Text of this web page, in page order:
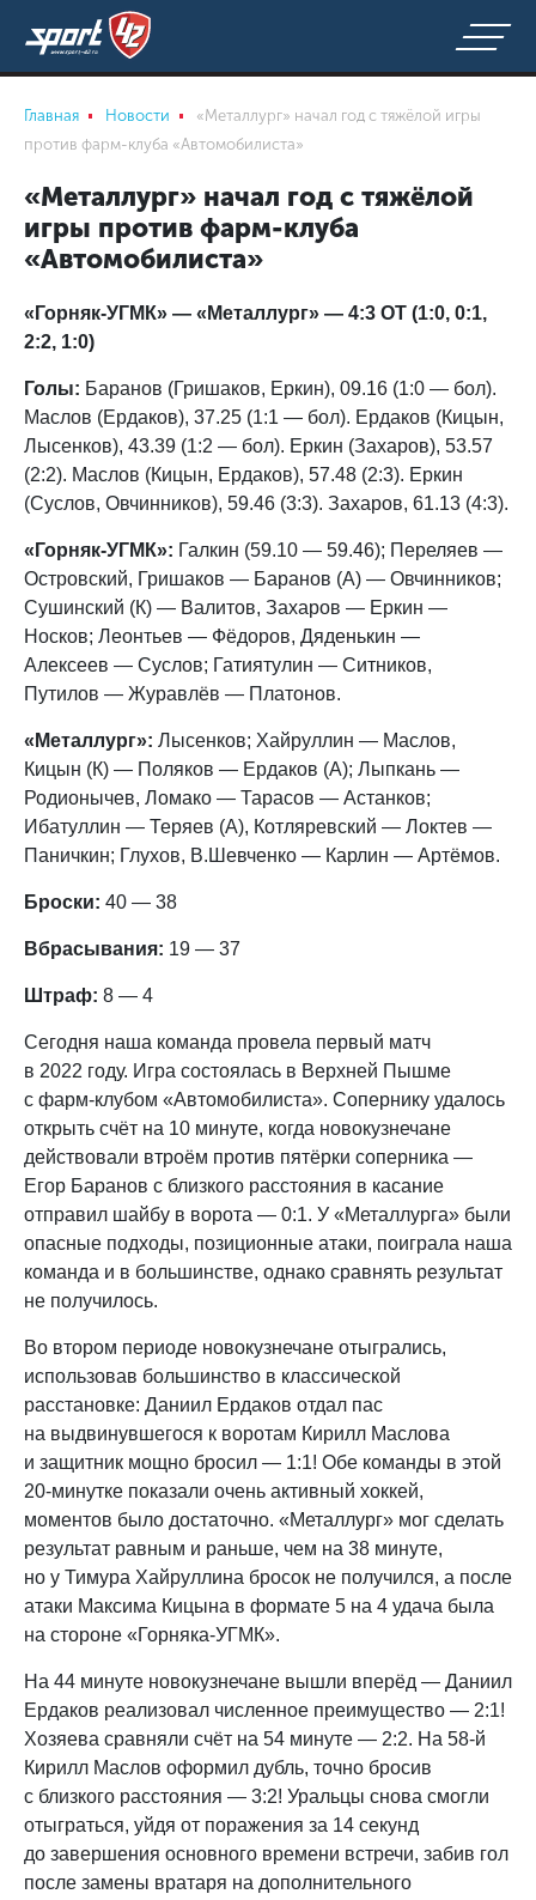
Главная Новости
«Металлург» начал год с тяжёлой игры
против фарм-клуба «Автомобилиста»
«Металлург» начал год с тяжёлой
игры против фарм-клуба
«Автомобилиста»
«Горняк-УГМК» — «Металлург» — 4:3 ОТ (1:0, 0:1,
2:2, 1:0)
Голы: Баранов (Гришаков, Еркин), 09.16 (1:0 — бол).
Маслов (Ердаков), 37.25 (1:1 — бол). Ердаков (Кицын,
Лысенков), 43.39 (1:2 — бол). Еркин (Захаров), 53.57
(2:2). Маслов (Кицын, Ердаков), 57.48 (2:3). Еркин
(Суслов, Овчинников), 59.46 (3:3). Захаров, 61.13 (4:3).
«Горняк-УГМК»: Галкин (59.10 — 59.46); Переляев —
Островский, Гришаков — Баранов (А) — Овчинников;
Сушинский (К) — Валитов, Захаров — Еркин —
Носков; Леонтьев — Фёдоров, Дяденькин —
Алексеев — Суслов; Гатиятулин — Ситников,
Путилов — Журавлёв — Платонов.
«Металлург»: Лысенков; Хайруллин — Маслов,
Кицын (К) — Поляков — Ердаков (А); Лыпкань —
Родионычев, Ломако — Тарасов — Астанков;
Ибатуллин — Теряев (А), Котляревский — Локтев —
Паничкин; Глухов, В.Шевченко — Карлин — Артёмов.
Броски: 40 — 38
Вбрасывания: 19 — 37
Штраф: 8 — 4
Сегодня наша команда провела первый матч
в 2022 году. Игра состоялась в Верхней Пышме
с фарм-клубом «Автомобилиста». Сопернику удалось
открыть счёт на 10 минуте, когда новокузнечане
действовали втроём против пятёрки соперника —
Егор Баранов с близкого расстояния в касание
отправил шайбу в ворота — 0:1. У «Металлурга» были
опасные подходы, позиционные атаки, поиграла наша
команда и в большинстве, однако сравнять результат
не получилось.
Во втором периоде новокузнечане отыгрались,
использовав большинство в классической
расстановке: Даниил Ердаков отдал пас
на выдвинувшегося к воротам Кирилл Маслова
и защитник мощно бросил — 1:1! Обе команды в этой
20-минутке показали очень активный хоккей,
моментов было достаточно. «Металлург» мог сделать
результат равным и раньше, чем на 38 минуте,
но у Тимура Хайруллина бросок не получился, а после
атаки Максима Кицына в формате 5 на 4 удача была
на стороне «Горняка-УГМК».
На 44 минуте новокузнечане вышли вперёд — Даниил
Ердаков реализовал численное преимущество — 2:1!
Хозяева сравняли счёт на 54 минуте — 2:2. На 58-й
Кирилл Маслов оформил дубль, точно бросив
с близкого расстояния — 3:2! Уральцы снова смогли
отыграться, уйдя от поражения за 14 секунд
до завершения основного времени встречи, забив гол
после замены вратаря на дополнительного